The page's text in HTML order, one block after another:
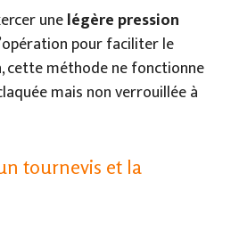
unelégère pression
pour faciliter le
cette méthode ne fonctionne
mais non verrouillée à
tournevis et la